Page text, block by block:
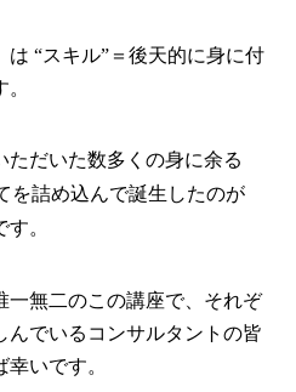
“スキル”＝後天的に身に付
ただいた数多くの身に余る
を詰め込んで誕生したのが
。
一無二のこの講座で、それぞ
んでいるコンサルタントの皆
いです。